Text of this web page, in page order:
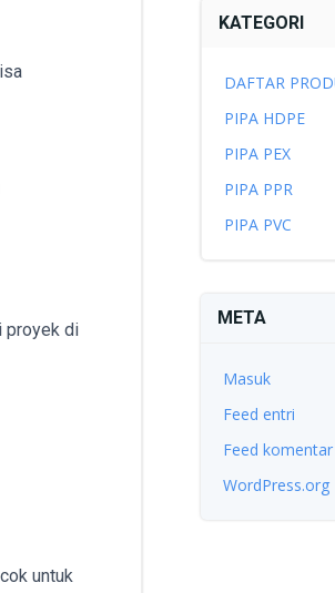
proyek di
untuk
KATEGORI
DAFTAR
PIPA HDPE
PIPA PEX
PIPA PPR
PIPA PVC
META
Masuk
Feed entri
Feed komentar
WordPress.org